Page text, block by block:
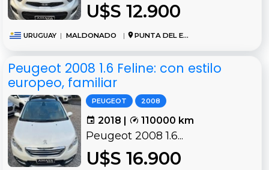
U$S 12.900
URUGUAY | MALDONADO | PUNTA DEL ESTE
Peugeot 2008 1.6 Feline: con estilo
europeo, familiar
PEUGEOT 2008
2018 | 110000 km
Peugeot 2008 1.6...
U$S 16.900